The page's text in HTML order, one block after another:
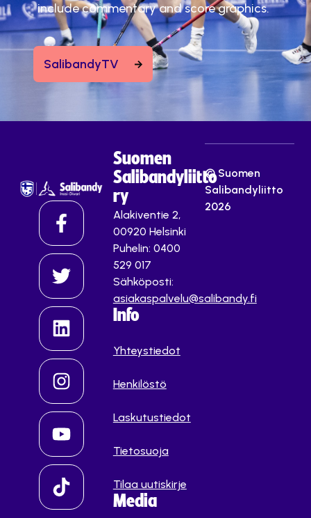
include commentary and score graphics.
SalibandyTV
Suomen
Salibandyliitto
ry
Alakiventie 2,
00920 Helsinki
Puhelin: 0400
529 017
Sähköposti:
asiakaspalvelu@salibandy.fi
Info
Yhteystiedot
Henkilöstö
Laskutustiedot
Tietosuoja
Tilaa uutiskirje
Media
© Suomen
Salibandyliitto
2026